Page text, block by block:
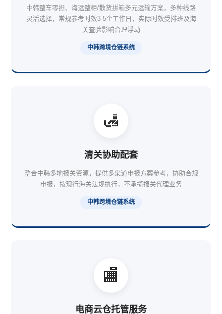
中韩整车零担、海运整柜/散货拼箱多元运输方案，多种线路
灵活选择，常规参考时效3-5个工作日，实际时效受排班及海
关查验影响合理浮动
中韩跨境仓链系统
🛃
清关协助配套
整合中韩多地报关资源，提供多渠道申报方案参考，协助合规
申报，按现行海关法规执行，不承揽报关代理业务
中韩跨境仓链系统
🏬
电商云仓托管服务